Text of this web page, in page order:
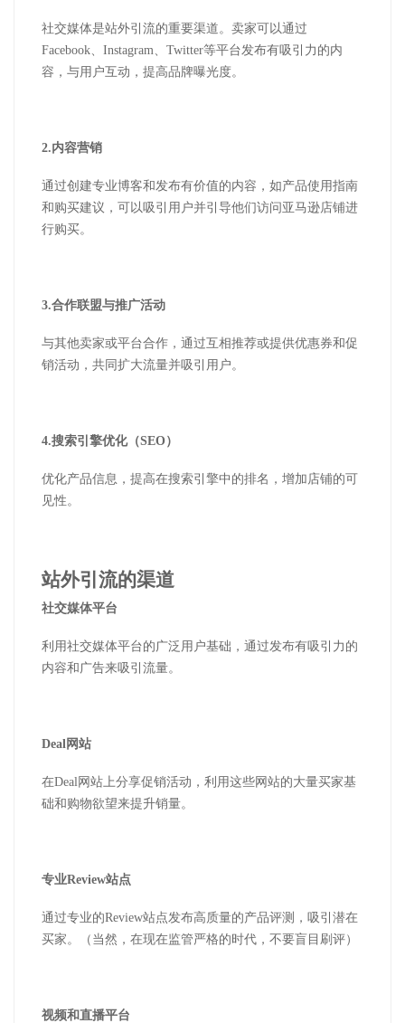
社交媒体是站外引流的重要渠道。卖家可以通过
Facebook
Instagram Twitter等平台发布有吸引力的内
容，与用户互动，提高品牌曝光度。
2.内容营销
通过创建专业博客和发布有价值的内容，如产品使用指南
和购买建议，可以吸引用户并引导他们访问亚马逊店铺进
行购买。
3.合作联盟与推广活动
与其他卖家或平台合作，通过互相推荐或提供优惠券和促
销活动，共同扩大流量并吸引用户。
4.搜索引擎优化（SEO）
优化产品信息，提高在搜索引擎中的排名，增加店铺的可
见性。
站外引流的渠道
社交媒体平台
利用社交媒体平台的广泛用户基础，通过发布有吸引力的
内容和广告来吸引流量。
Deal网站
在Deal网站上分享促销活动，利用这些网站的大量买家基
础和购物欲望来提升销量。
专业Review站点
通过专业的Review站点发布高质量的产品评测，吸引潜在
买家。
（ 当然，在现在监管严格的时代，不要盲目刷评）
视频和直播平台